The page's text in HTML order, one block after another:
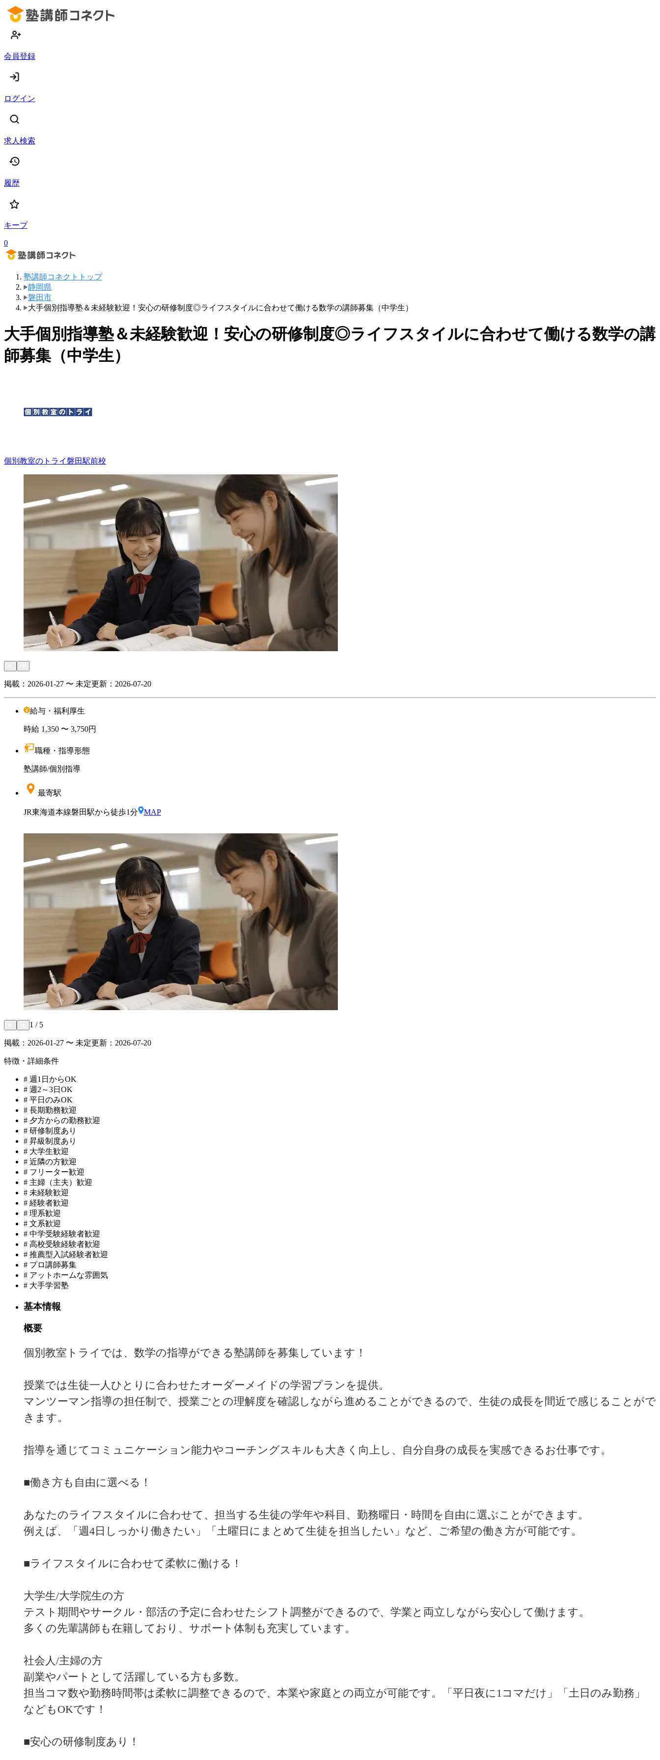
会員登録
ログイン
求人検索
履歴
キープ
0
塾講師コネクトトップ
静岡県
磐田市
大手個別指導塾＆未経験歓迎！安心の研修制度◎ライフスタイルに合わせて働ける数学の講師募集（中学生）
大手個別指導塾＆未経験歓迎！安心の研修制度◎ライフスタイルに合わせて働ける数学の講
師募集（中学生）
個別教室のトライ磐田駅前校
掲載： 2026-01-27 〜 未定更新： 2026-07-20
給与・福利厚生
時給 1,350 〜 3,750円
職種・指導形態
塾講師/個別指導
最寄駅
JR東海道本線磐田駅から徒歩1分 MAP
1 / 5
掲載： 2026-01-27 〜 未定更新： 2026-07-20
特徴・詳細条件
# 週1日からOK
# 週2～3日OK
# 平日のみOK
# 長期勤務歓迎
# 夕方からの勤務歓迎
# 研修制度あり
# 昇級制度あり
# 大学生歓迎
# 近隣の方歓迎
# フリーター歓迎
# 主婦（主夫）歓迎
# 未経験歓迎
# 経験者歓迎
# 理系歓迎
# 文系歓迎
# 中学受験経験者歓迎
# 高校受験経験者歓迎
# 推薦型入試経験者歓迎
# プロ講師募集
# アットホームな雰囲気
# 大手学習塾
基本情報
概要
個別教室トライでは、数学の指導ができる塾講師を募集しています！
授業では生徒一人ひとりに合わせたオーダーメイドの学習プランを提供。
マンツーマン指導の担任制で、授業ごとの理解度を確認しながら進めることができるので、生徒の成長を間近で感じることがで
きます。
指導を通じてコミュニケーション能力やコーチングスキルも大きく向上し、自分自身の成長を実感できるお仕事です。
■働き方も自由に選べる！
あなたのライフスタイルに合わせて、担当する生徒の学年や科目、勤務曜日・時間を自由に選ぶことができます。
例えば、「週4日しっかり働きたい」「土曜日にまとめて生徒を担当したい」など、ご希望の働き方が可能です。
■ライフスタイルに合わせて柔軟に働ける！
大学生/大学院生の方
テスト期間やサークル・部活の予定に合わせたシフト調整ができるので、学業と両立しながら安心して働けます。
多くの先輩講師も在籍しており、サポート体制も充実しています。
社会人/主婦の方
副業やパートとして活躍している方も多数。
担当コマ数や勤務時間帯は柔軟に調整できるので、本業や家庭との両立が可能です。「平日夜に1コマだけ」「土日のみ勤務」
などもOKです！
■安心の研修制度あり！